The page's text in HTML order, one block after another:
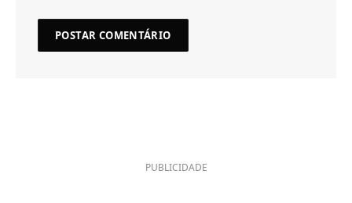
PUBLICIDADE